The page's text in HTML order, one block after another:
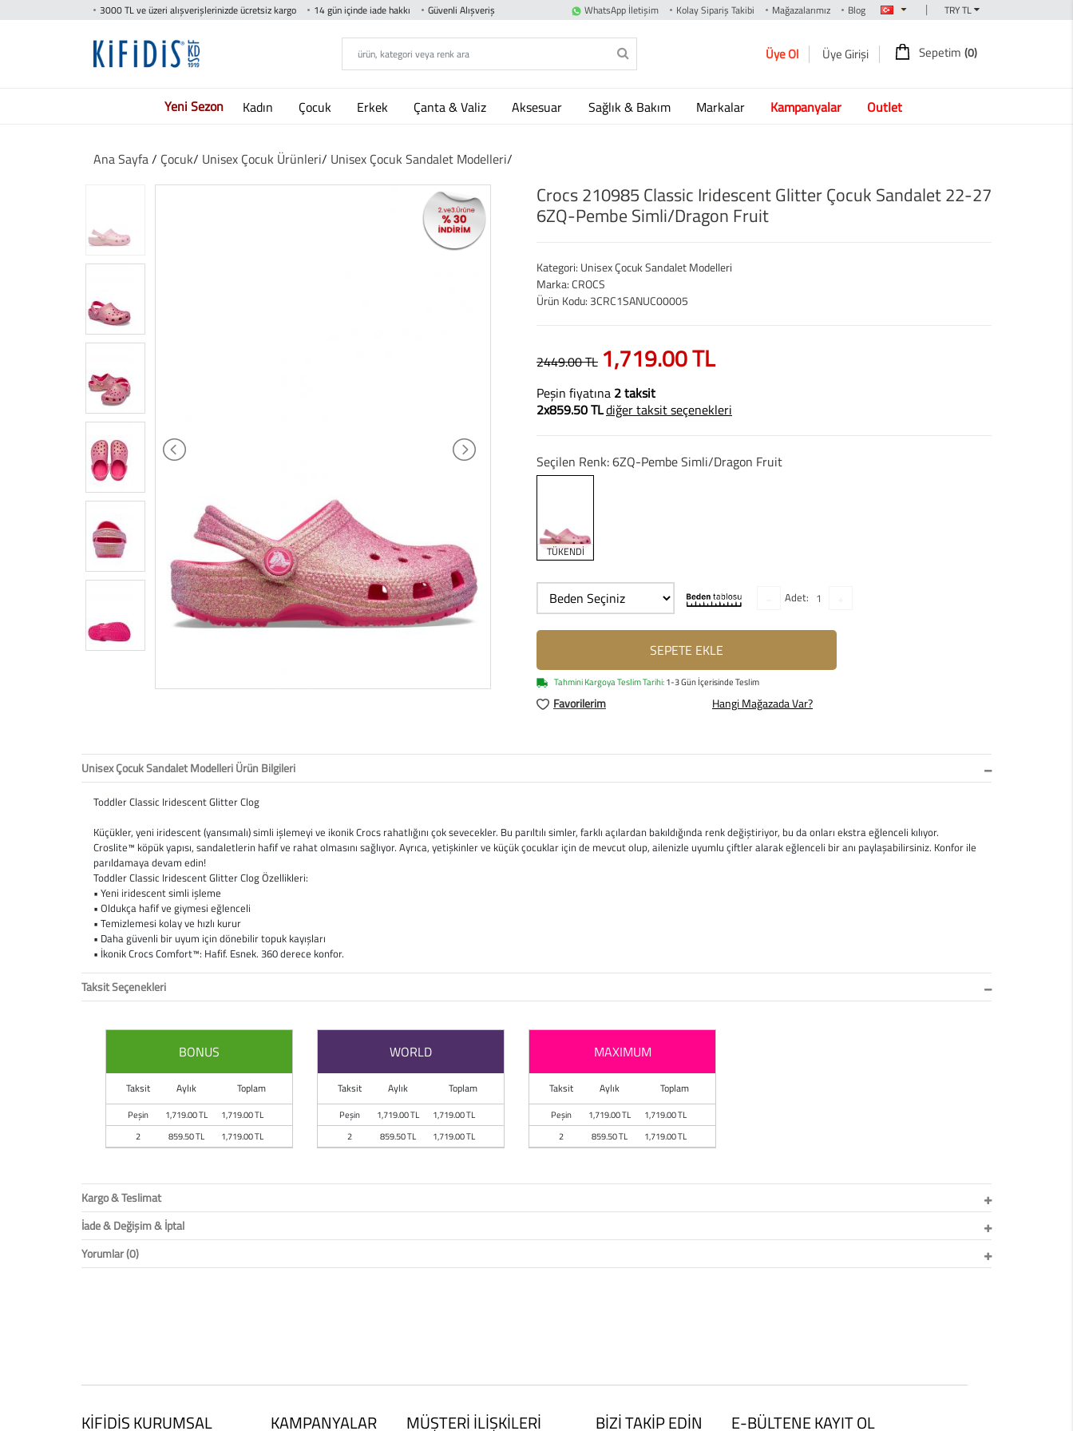
3000 TL ve üzeri alışverişlerinizde ücretsiz kargo 14 gün içinde iade hakkı Güvenli Alışveriş WhatsApp İletişim Kolay Sipariş Takibi Mağazalarımız Blog |
Üye Ol Üye Girişi Sepetim (0)
Yeni Sezon Kadın Çocuk Erkek Çanta & Valiz Aksesuar Sağlık & Bakım Markalar Kampanyalar Outlet
Ana Sayfa/ Çocuk/ Unisex Çocuk Ürünleri/ Unisex Çocuk Sandalet Modelleri/
Crocs 210985 Classic Iridescent Glitter Çocuk Sandalet 22-27
6ZQ-Pembe Simli/Dragon Fruit
Kategori: Unisex Çocuk Sandalet Modelleri
Marka: CROCS
Ürün Kodu: 3CRC1SANUC00005
2449.00 TL 1,719.00 TL
Peşin fiyatına 2 taksit
2x859.50 TLdiğer taksit seçenekleri
Seçilen Renk: 6ZQ-Pembe Simli/Dragon Fruit
TÜKENDİ
Adet:
SEPETE EKLE
Tahmini Kargoya Teslim Tarihi:1-3 Gün İçerisinde Teslim
Favorilerim Hangi Mağazada Var?
Unisex Çocuk Sandalet Modelleri Ürün Bilgileri
Toddler Classic Iridescent Glitter Clog
Küçükler, yeni iridescent (yansımalı) simli işlemeyi ve ikonik Crocs rahatlığını çok sevecekler. Bu parıltılı simler, farklı açılardan bakıldığında renk değiştiriyor, bu da onları ekstra eğlenceli kılıyor.
Croslite™ köpük yapısı, sandaletlerin hafif ve rahat olmasını sağlıyor. Ayrıca, yetişkinler ve küçük çocuklar için de mevcut olup, ailenizle uyumlu çiftler alarak eğlenceli bir anı paylaşabilirsiniz. Konfor ile
parıldamaya devam edin!
Toddler Classic Iridescent Glitter Clog Özellikleri:
• Yeni iridescent simli işleme
• Oldukça hafif ve giymesi eğlenceli
• Temizlemesi kolay ve hızlı kurur
• Daha güvenli bir uyum için dönebilir topuk kayışları
• İkonik Crocs Comfort™: Hafif. Esnek. 360 derece konfor.
Taksit Seçenekleri
BONUS
Taksit Aylık Toplam
Peşin 1,719.00 TL
1,719.00 TL
2
859.50 TL 1,719.00 TL
WORLD
Taksit Aylık Toplam
Peşin 1,719.00 TL
1,719.00 TL
2
859.50 TL 1,719.00 TL
MAXIMUM
Taksit Aylık Toplam
Peşin 1,719.00 TL
1,719.00 TL
2
859.50 TL 1,719.00 TL
Kargo & Teslimat
İade & Değişim & İptal
Yorumlar (0)
KİFİDİS KURUMSAL KAMPANYALAR MÜŞTERİ İLİŞKİLERİ BİZİ TAKİP EDİN E-BÜLTENE KAYIT OL